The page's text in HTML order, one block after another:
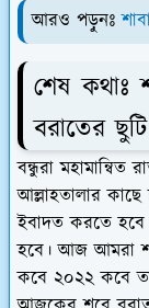
আরও পড়ুনঃ
শেষ কথাঃ
বরাতের
বন্ধুরা
আল্লাহতালার
ইবাদত করতে হবে
হবে। আজ আমরা
কবে ২০২২ কবে